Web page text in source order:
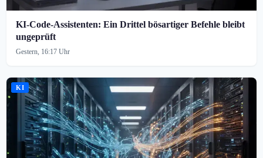
KI-Code-Assistenten: Ein Drittel bösartiger Befehle bleibt
ungeprüft
Gestern, 16:17 Uhr
KI